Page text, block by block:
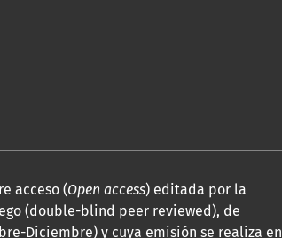
acceso (Open access) editada por la
(double-blind peer reviewed), de
Diciembre) y cuya emisión se realiza en